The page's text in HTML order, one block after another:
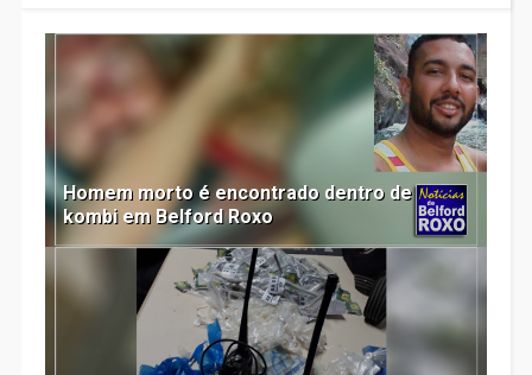
Homem morto é encontrado dentro de
kombi em Belford Roxo